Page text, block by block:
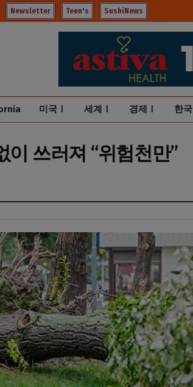
Newsletter Teen's SushiNews
미국Ⅰ 세계Ⅰ 경제Ⅰ 한국
이 쓰러져 “위험천만”